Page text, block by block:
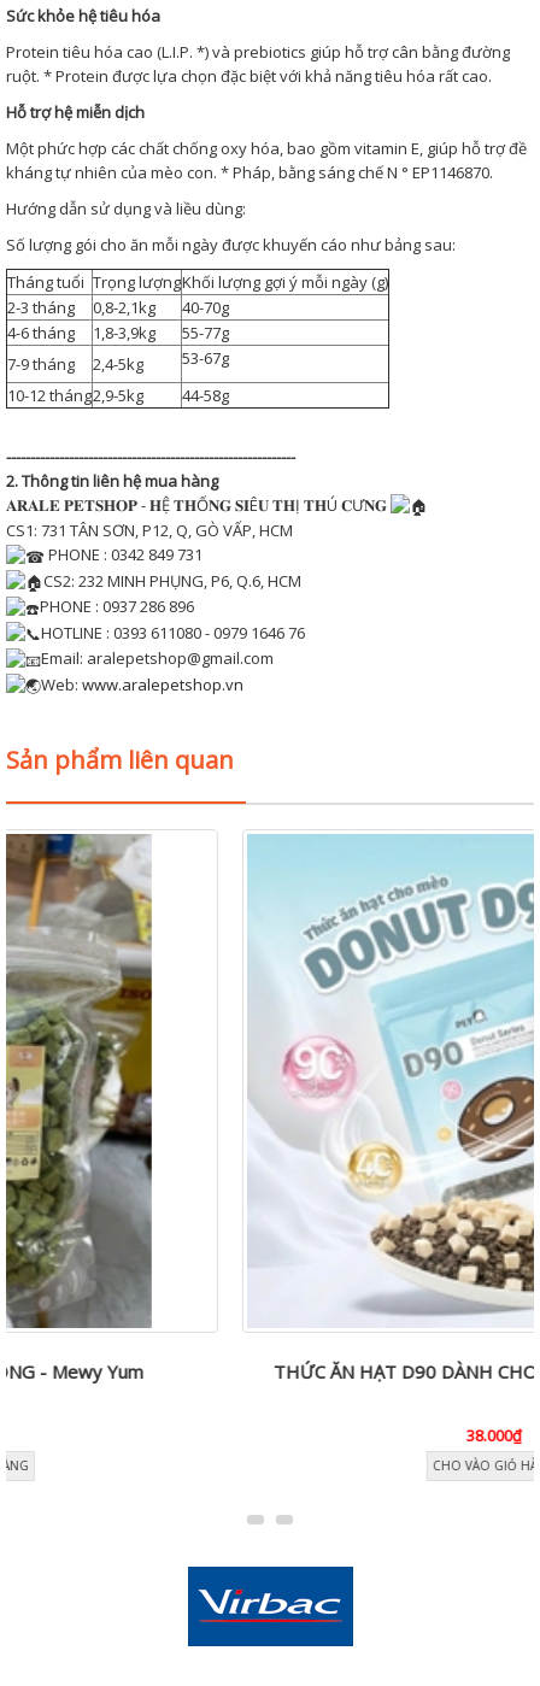
Sức khỏe hệ tiêu hóa
Protein tiêu hóa cao (L.I.P. *) và prebiotics giúp hỗ trợ cân bằng đường
ruột. * Protein được lựa chọn đặc biệt với khả năng tiêu hóa rất cao.
Hỗ trợ hệ miễn dịch
Một phức hợp các chất chống oxy hóa, bao gồm vitamin E, giúp hỗ trợ đề
kháng tự nhiên của mèo con. * Pháp, bằng sáng chế N ° EP1146870.
Hướng dẫn sử dụng và liều dùng:
Số lượng gói cho ăn mỗi ngày được khuyến cáo như bảng sau:
Tháng tuổi Trọng lượngKhối lượng gợi ý mỗi ngày (g)
2-3 tháng
0,8-2,1kg
40-70g
4-6 tháng
1,8-3,9kg
55-77g
7-9 tháng
2,4-5kg
53-67g
10-12 tháng2,9-5kg 44-58g
------------------------------------------------------------
2. Thông tin liên hệ mua hàng
𝐀𝐑𝐀𝐋𝐄 𝐏𝐄𝐓𝐒𝐇𝐎𝐏 - 𝐇Ệ 𝐓𝐇Ố𝐍𝐆 𝐒𝐈Ê𝐔 𝐓𝐇Ị 𝐓𝐇Ú 𝐂Ư𝐍𝐆
CS1: 731 TÂN SƠN, P12, Q, GÒ VẤP, HCM
PHONE : 0342 849 731
CS2: 232 MINH PHỤNG, P6, Q.6, HCM
PHONE : 0937 286 896
HOTLINE : 0393 611080 - 0979 1646 76
Email: aralepetshop@gmail.com
Web: www.aralepetshop.vn
Sản phẩm liên quan
THỨC ĂN HẠT D90 DÀNH CHO MÈO MỌI LỨA TUỔI